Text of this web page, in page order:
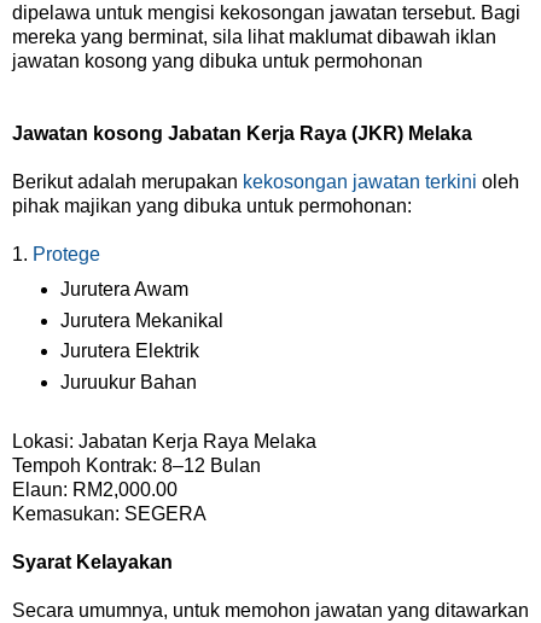
dipelawa untuk mengisi kekosongan jawatan tersebut. Bagi
mereka yang berminat, sila lihat maklumat dibawah iklan
jawatan kosong yang dibuka untuk permohonan
Jawatan kosong Jabatan Kerja Raya (JKR) Melaka
Berikut adalah merupakan kekosongan jawatan terkini oleh
pihak majikan yang dibuka untuk permohonan:
1. Protege
Jurutera Awam
Jurutera Mekanikal
Jurutera Elektrik
Juruukur Bahan
Lokasi: Jabatan Kerja Raya Melaka
Tempoh Kontrak: 8–12 Bulan
Elaun: RM2,000.00
Kemasukan: SEGERA
Syarat Kelayakan
Secara umumnya, untuk memohon jawatan yang ditawarkan